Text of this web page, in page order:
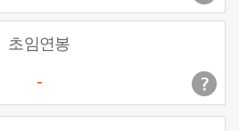
초임연봉
-